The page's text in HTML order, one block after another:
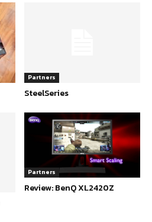
Partners
SteelSeries
Partners
Review: BenQ XL2420Z